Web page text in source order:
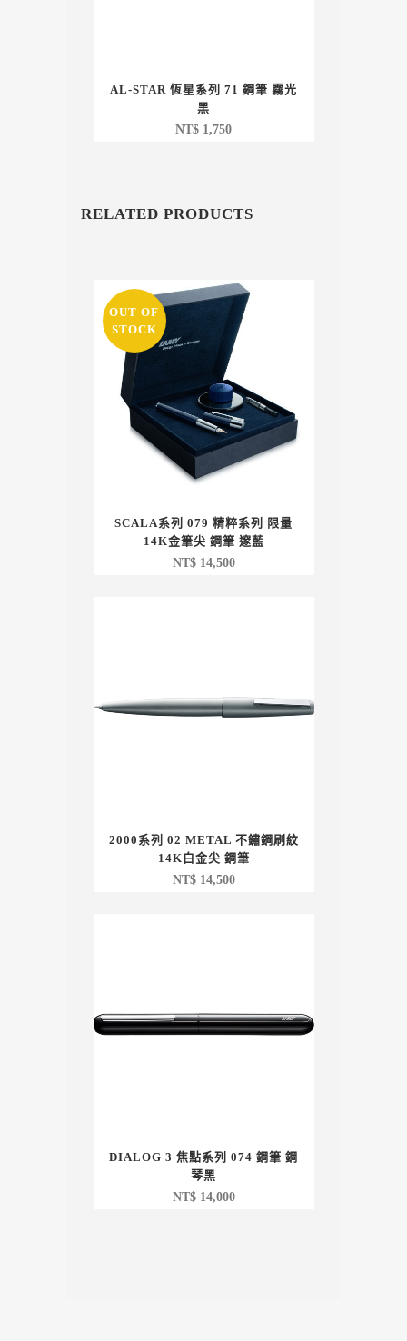
AL-STAR 恆星系列 71 鋼筆 霧光
黑
NT$ 1,750
RELATED PRODUCTS
OUT OF
STOCK
SCALA系列 079 精粹系列 限量
14K金筆尖 鋼筆 邃藍
NT$14,500
2000系列 02 METAL 不鏽鋼刷紋
14K白金尖 鋼筆
NT$14,500
DIALOG 3 焦點系列 074 鋼筆 鋼
琴黑
NT$14,000